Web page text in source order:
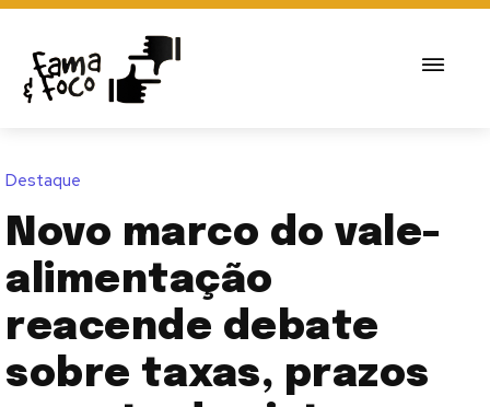
Destaque
Novo marco do vale-
alimentação
reacende debate
sobre taxas, prazos